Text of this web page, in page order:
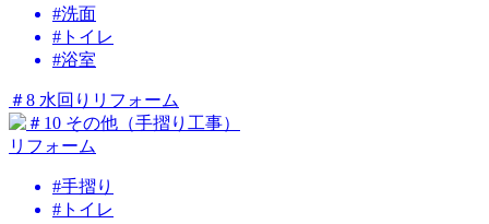
#洗面
#トイレ
#浴室
＃8 水回りリフォーム
リフォーム
#手摺り
#トイレ